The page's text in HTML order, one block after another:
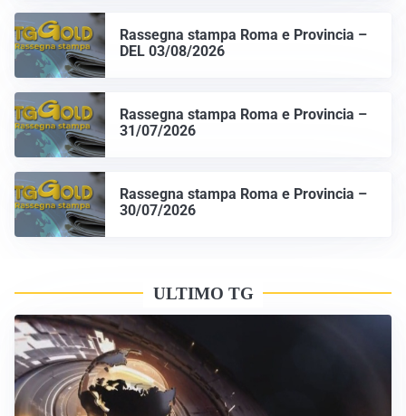
Rassegna stampa Roma e Provincia –
DEL 03/08/2026
Rassegna stampa Roma e Provincia –
31/07/2026
Rassegna stampa Roma e Provincia –
30/07/2026
ULTIMO TG